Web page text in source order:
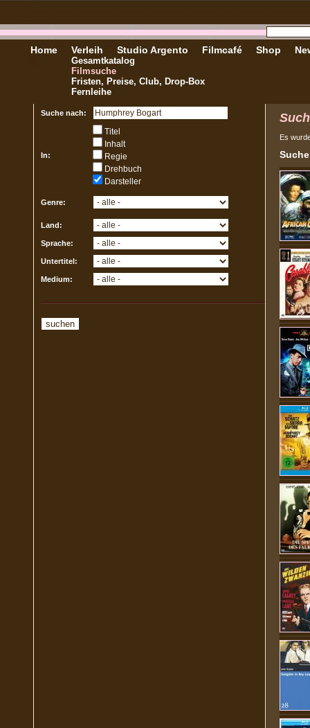
Home Verleih
Gesamtkatalog
Filmsuche
Fristen, Preise, Club, Drop-Box
Fernleihe
Studio Argento Filmcafé Shop
Suche nach:
In:
Titel
Inhalt
Regie
Drehbuch
Darsteller
Genre:
Land:
Sprache:
Untertitel:
Medium:
Es